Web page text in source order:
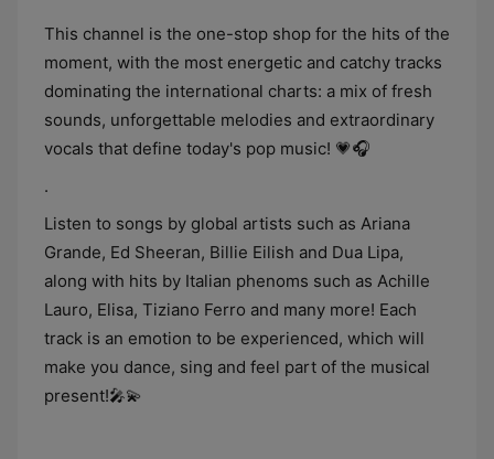
This channel is the one-stop shop for the hits of the
moment, with the most energetic and catchy tracks
dominating the international charts: a mix of fresh
sounds, unforgettable melodies and extraordinary
vocals that define today's pop music! 💗🎧
.
Listen to songs by global artists such as Ariana
Grande, Ed Sheeran, Billie Eilish and Dua Lipa,
along with hits by Italian phenoms such as Achille
Lauro, Elisa, Tiziano Ferro and many more! Each
track is an emotion to be experienced, which will
make you dance, sing and feel part of the musical
present!🎤💫